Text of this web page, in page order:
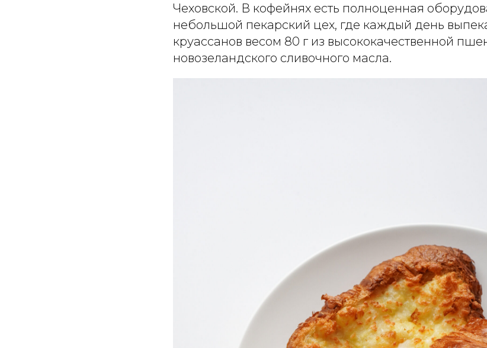
Чеховской. В кофейнях есть полноценная
небольшой пекарский цех, где каждый день
круассанов весом 80 г из высококачественной
новозеландского сливочного масла.